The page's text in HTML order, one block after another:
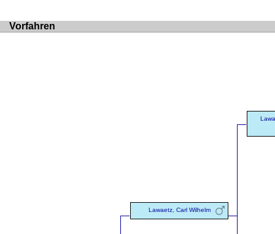
Vorfahren
Lawaetz, Carl Wilhelm